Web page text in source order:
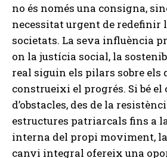
no és només una consigna,
necessitat urgent de redefinir
societats. La seva influència
on la justícia social, la
real siguin els pilars sobre els
construeixi el progrés. Si bé
d’obstacles, des de la
estructures patriarcals fins a
interna del propi moviment,
canvi integral ofereix una